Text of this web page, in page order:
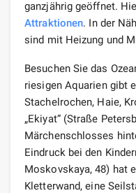
ganzjährig geöffnet.
Attraktionen. In der
sind mit Heizung und
Besuchen Sie das
riesigen Aquarien gibt
Stachelrochen, Haie,
„Ekiyat“ (Straße
Märchenschlosses
Eindruck bei den
Moskovskaya, 48) hat
Kletterwand, eine